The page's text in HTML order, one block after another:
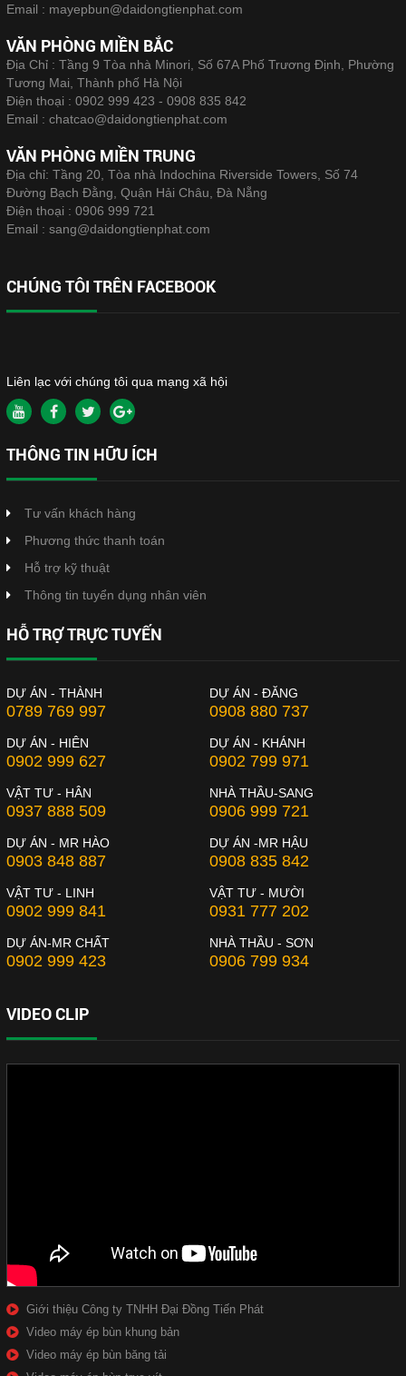
Email : mayepbun@daidongtienphat.com
VĂN PHÒNG MIỀN BẮC
Địa Chỉ : Tầng 9 Tòa nhà Minori, Số 67A Phố Trương Định, Phường
Tương Mai, Thành phố Hà Nội
Điện thoại : 0902 999 423 - 0908 835 842
Email : chatcao@daidongtienphat.com
VĂN PHÒNG MIỀN TRUNG
Địa chỉ: Tầng 20, Tòa nhà Indochina Riverside Towers, Số 74
Đường Bạch Đằng, Quận Hải Châu, Đà Nẵng
Điện thoại : 0906 999 721
Email : sang@daidongtienphat.com
CHÚNG TÔI TRÊN FACEBOOK
Liên lạc với chúng tôi qua mạng xã hội
THÔNG TIN HỮU ÍCH
Tư vấn khách hàng
Phương thức thanh toán
Hỗ trợ kỹ thuật
Thông tin tuyển dụng nhân viên
HỖ TRỢ TRỰC TUYẾN
DỰ ÁN - THÀNH
0789 769 997
DỰ ÁN - ĐĂNG
0908 880 737
DỰ ÁN - HIÊN
0902 999 627
DỰ ÁN - KHÁNH
0902 799 971
VẬT TƯ - HÂN
0937 888 509
NHÀ THẦU-SANG
0906 999 721
DỰ ÁN - MR HÀO
0903 848 887
DỰ ÁN -MR HẬU
0908 835 842
VẬT TƯ - LINH
0902 999 841
VẬT TƯ - MƯỜI
0931 777 202
DỰ ÁN-MR CHẤT
0902 999 423
NHÀ THẦU - SƠN
0906 799 934
VIDEO CLIP
Giới thiệu Công ty TNHH Đại Đồng Tiến Phát
Video máy ép bùn khung bản
Video máy ép bùn băng tải